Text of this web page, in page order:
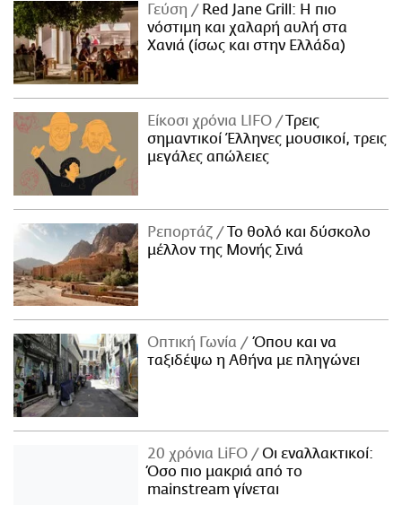
Γεύση
Red Jane Grill: Η πιο
νόστιμη και χαλαρή αυλή στα
Χανιά (ίσως και στην Ελλάδα)
Είκοσι χρόνια LIFO
Tρεις
σημαντικοί Έλληνες μουσικοί, τρεις
μεγάλες απώλειες
Ρεπορτάζ
Το θολό και δύσκολο
μέλλον της Μονής Σινά
Οπτική Γωνία
Όπου και να
ταξιδέψω η Αθήνα με πληγώνει
20 χρόνια LiFO
Οι εναλλακτικοί:
Όσο πιο μακριά από το
mainstream γίνεται